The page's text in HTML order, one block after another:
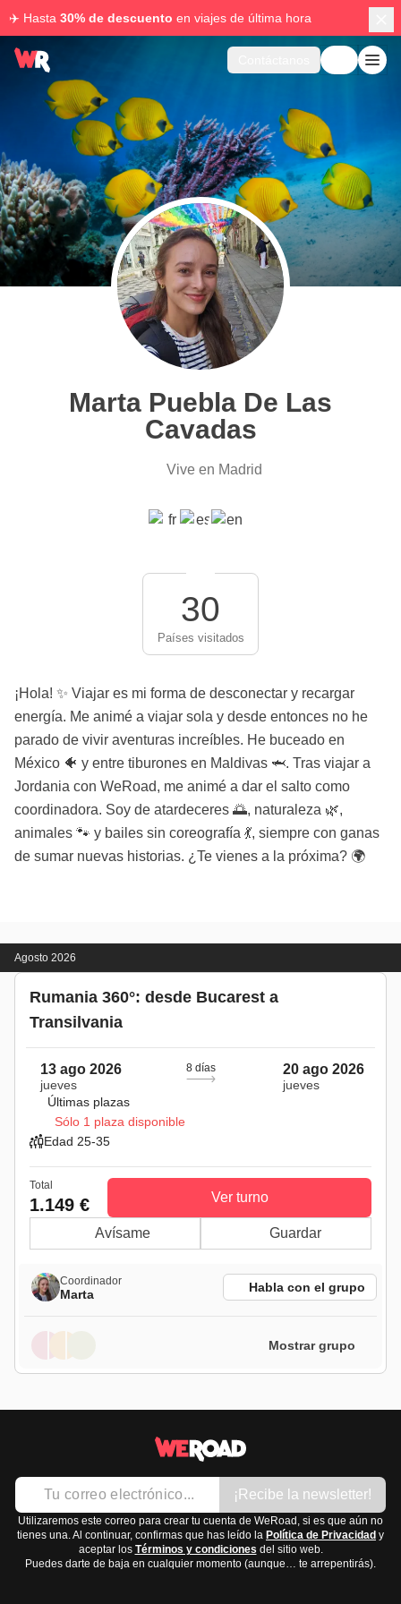
✈️ Hasta 30% de descuento en viajes de última hora
Marta Puebla De Las
Cavadas
Vive en Madrid
30
Países visitados
¡Hola! ✨ Viajar es mi forma de desconectar y recargar
energía. Me animé a viajar sola y desde entonces no he
parado de vivir aventuras increíbles. He buceado en
México 🐠 y entre tiburones en Maldivas 🦈. Tras viajar a
Jordania con WeRoad, me animé a dar el salto como
coordinadora. Soy de atardeceres 🌅, naturaleza 🌿,
animales 🐾 y bailes sin coreografía 💃, siempre con ganas
de sumar nuevas historias. ¿Te vienes a la próxima? 🌍
Agosto 2026
Rumania 360°: desde Bucarest a
Transilvania
13 ago 2026
jueves
8 días 20 ago 2026
jueves
Últimas plazas
Sólo 1 plaza disponible
Edad 25-35
Total
1.149 € Ver turno
Avísame Guardar
Coordinador
Marta Habla con el grupo
Mostrar grupo
¡Recibe la newsletter!
Utilizaremos este correo para crear tu cuenta de WeRoad, si es que aún no
tienes una. Al continuar, confirmas que has leído la Política de Privacidad y
aceptar los Términos y condiciones del sitio web.
Puedes darte de baja en cualquier momento (aunque… te arrepentirás).